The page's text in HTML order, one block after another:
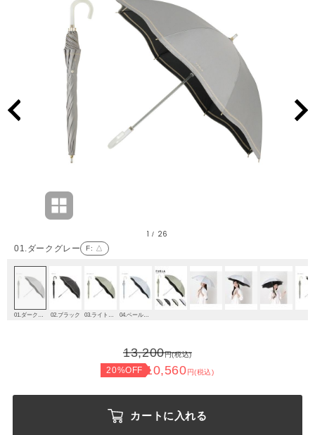
01.ダークグレー F: △
1 / 26
02.ブラック
13,200円(税込)
20%OFF 10,560円(税込)
カートに入れる